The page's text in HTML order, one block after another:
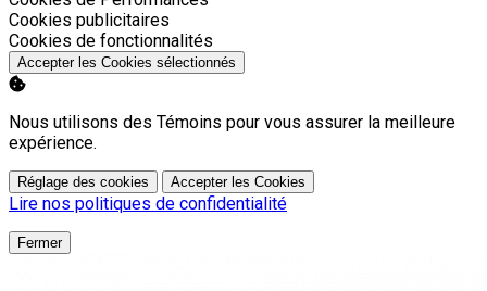
Activer
Cookies publicitaires
Activer
Cookies de fonctionnalités
Accepter les Cookies sélectionnés
Nous utilisons des Témoins pour vous assurer la meilleure
expérience.
Réglage des cookies Accepter les Cookies
Lire nos politiques de confidentialité
Fermer